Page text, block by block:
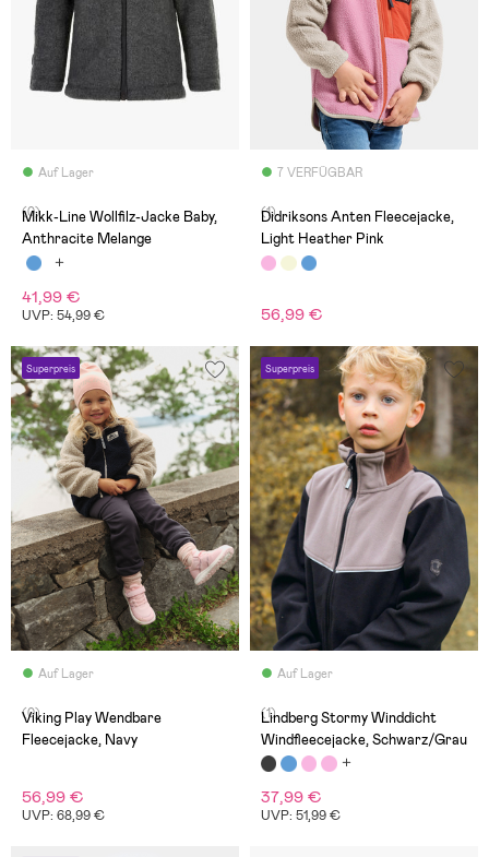
Auf Lager
(0)
Mikk-Line Wollfilz-Jacke Baby,
Anthracite Melange
41,99 €
UVP: 54,99 €
7 VERFÜGBAR
(1)
Didriksons Anten Fleecejacke,
Light Heather Pink
56,99 €
Superpreis
Auf Lager
(0)
Viking Play Wendbare
Fleecejacke, Navy
56,99 €
UVP: 68,99 €
Superpreis
Auf Lager
(1)
Lindberg Stormy Winddicht
Windfleecejacke, Schwarz/Grau
37,99 €
UVP: 51,99 €